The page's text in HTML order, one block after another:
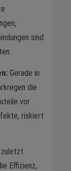
sind
Gerade in
die
vor
riskiert
zuletzt
Effizienz,